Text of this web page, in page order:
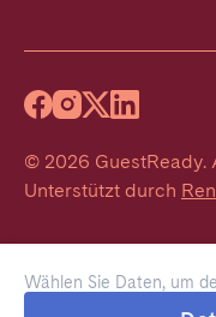
Wählen Sie Daten, um
© 2026 GuestReady.
Unterstützt durch